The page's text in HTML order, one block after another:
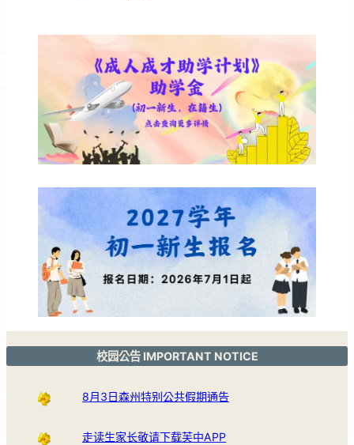
校园公告 IMPORTANT NOTICE
8月3日森州特别公共假期通告
走读生家长敬请下载芙中APP